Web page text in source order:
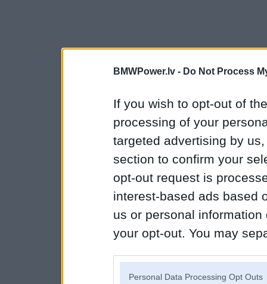
BMWPower.lv - Do Not Process
If you wish to opt-out of
processing of your
targeted advertising by
section to confirm your
opt-out request is
interest-based ads based
us or personal
your opt-out. You may
Personal Data Processing Opt Outs